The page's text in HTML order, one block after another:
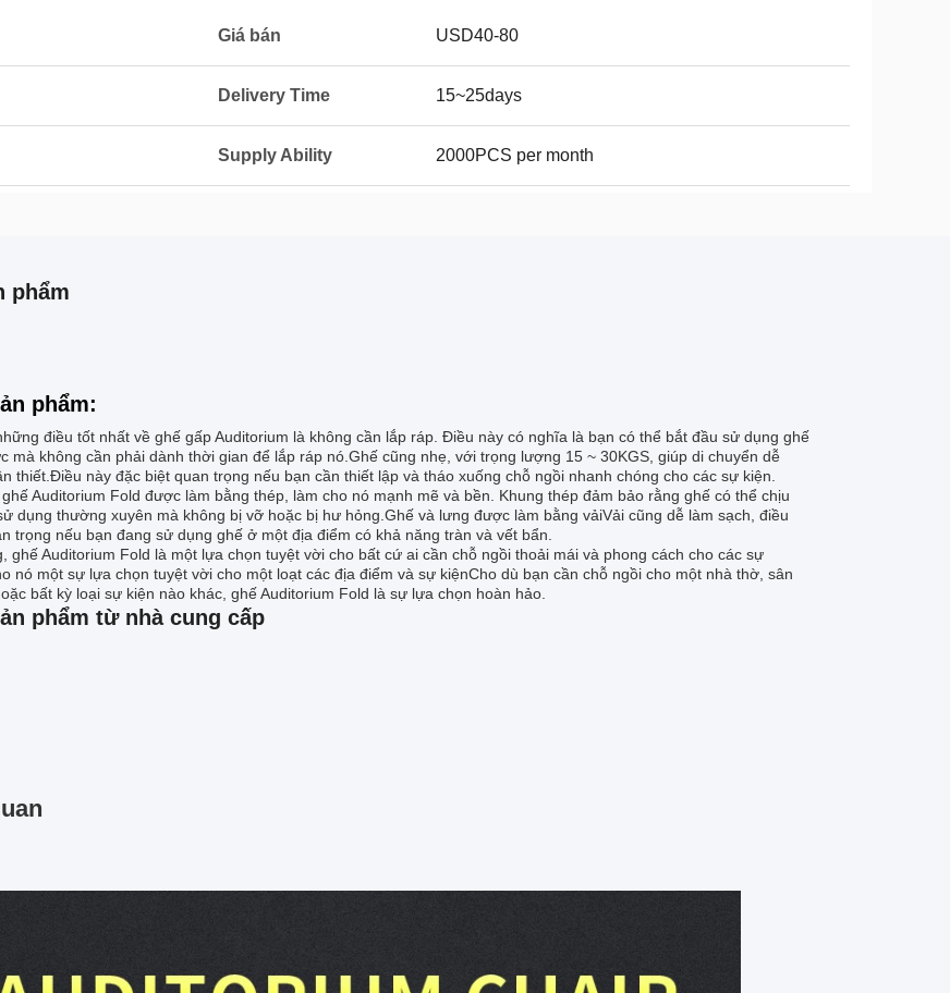
Giá bán USD40-80
Delivery Time 15~25days
Supply Ability 2000PCS per month
phẩm
phẩm:
điều tốt nhất về ghế gấp Auditorium là không cần lắp ráp. Điều này có nghĩa là bạn có thể bắt đầu sử dụng ghế
mà không cần phải dành thời gian để lắp ráp nó.Ghế cũng nhẹ, với trọng lượng 15 ~ 30KGS, giúp di chuyển dễ
thiết.Điều này đặc biệt quan trọng nếu bạn cần thiết lập và tháo xuống chỗ ngồi nhanh chóng cho các sự kiện.
Auditorium Fold được làm bằng thép, làm cho nó mạnh mẽ và bền. Khung thép đảm bảo rằng ghế có thể chịu
dụng thường xuyên mà không bị vỡ hoặc bị hư hỏng.Ghế và lưng được làm bằng vảiVải cũng dễ làm sạch, điều
trọng nếu bạn đang sử dụng ghế ở một địa điểm có khả năng tràn và vết bẩn.
ghế Auditorium Fold là một lựa chọn tuyệt vời cho bất cứ ai cần chỗ ngồi thoải mái và phong cách cho các sự
nó một sự lựa chọn tuyệt vời cho một loạt các địa điểm và sự kiệnCho dù bạn cần chỗ ngồi cho một nhà thờ, sân
bất kỳ loại sự kiện nào khác, ghế Auditorium Fold là sự lựa chọn hoàn hảo.
phẩm từ nhà cung cấp